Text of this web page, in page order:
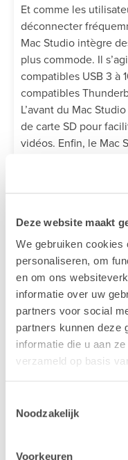
Deze website maakt
We gebruiken cookies
personaliseren, om
en om ons
informatie over uw
partners voor social
partners kunnen deze
informatie die u aan
verzameld op basis
Noodzakelijk
Voorkeuren
Et comme les
déconnecter
Mac Studio intègre
plus commode. Il
compatibles USB 3 à
compatibles
L’avant du Mac
de carte SD pour
vidéos. Enfin, le Mac
Pro Display XDR et
près de 90 millions
Le Mac Studio met à
connectivité
lecteur de carte SD à